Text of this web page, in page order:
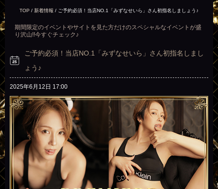
TOP / 新着情報 / ご予約必須！当店NO.1「みずなせいら」さん初指名しましょう♪
期間限定のイベントやサイトを見た方だけのスペシャルなイベントが盛
り沢山!!今すぐチェック♪
ご予約必須！当店NO.1「みずなせいら」さん初指名しまし
ょう♪
2025年6月12日 17:00